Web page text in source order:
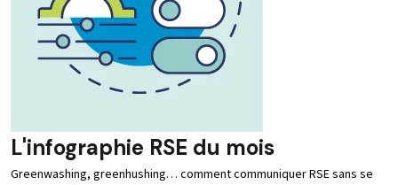
L'infographie RSE du mois
Greenwashing, greenhushing… comment communiquer RSE sans se